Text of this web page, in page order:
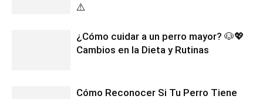
⚠️
¿Cómo cuidar a un perro mayor? 🐶💖
Cambios en la Dieta y Rutinas
Cómo Reconocer Si Tu Perro Tiene